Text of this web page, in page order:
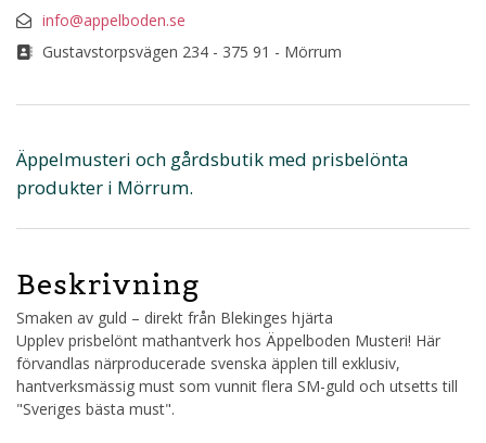
info@appelboden.se
Gustavstorpsvägen 234 - 375 91 - Mörrum
Äppelmusteri och gårdsbutik med prisbelönta
produkter i Mörrum.
Beskrivning
Smaken av guld – direkt från Blekinges hjärta
Upplev prisbelönt mathantverk hos Äppelboden Musteri! Här
förvandlas närproducerade svenska äpplen till exklusiv,
hantverksmässig must som vunnit flera SM-guld och utsetts till
"Sveriges bästa must".